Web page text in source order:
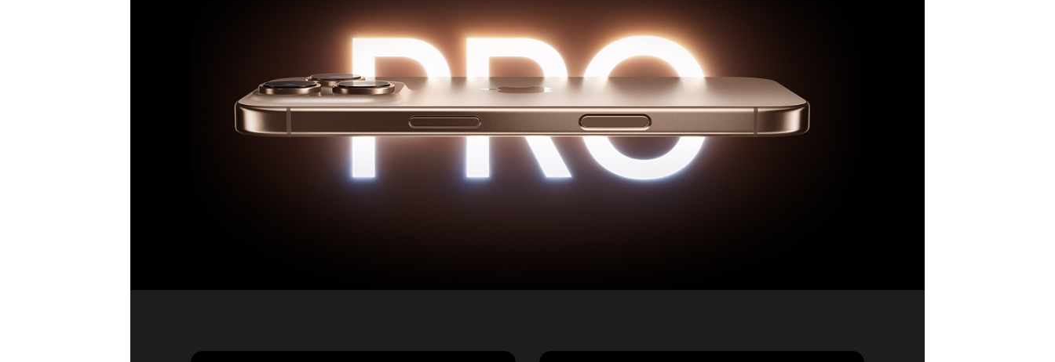
25
раз в 2
Остались вопросы?
8 800 302-02-51
plait.ru